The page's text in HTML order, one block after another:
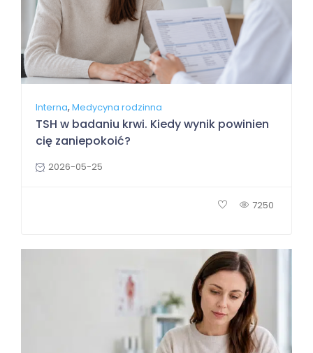
Interna,Medycyna rodzinna
TSH w badaniu krwi. Kiedy wynik powinien
cię zaniepokoić?
2026-05-25
7250